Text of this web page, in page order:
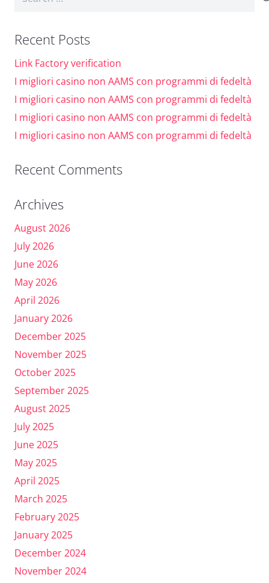
Recent Posts
Link Factory verification
I migliori casino non AAMS con programmi di fedeltà
I migliori casino non AAMS con programmi di fedeltà
I migliori casino non AAMS con programmi di fedeltà
I migliori casino non AAMS con programmi di fedeltà
Recent Comments
Archives
August 2026
July 2026
June 2026
May 2026
April 2026
January 2026
December 2025
November 2025
October 2025
September 2025
August 2025
July 2025
June 2025
May 2025
April 2025
March 2025
February 2025
January 2025
December 2024
November 2024